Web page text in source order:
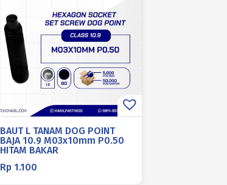
BAUT L TANAM DOG POINT
BAJA 10.9 M03x10mm P0.50
HITAM BAKAR
Rp 1.100